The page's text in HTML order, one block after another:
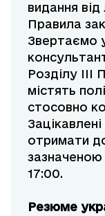
видання
Правила
Звертаємо
Розділу ІІІ
містять
стосовно
отримати
17:00.
Резюме